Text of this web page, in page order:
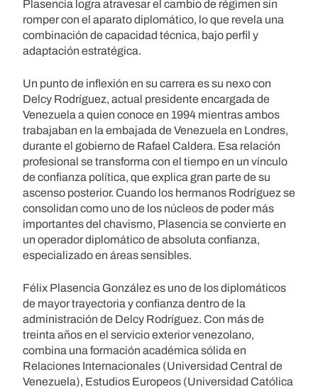
Plasencia logra atravesar el cambio de régimen sin
romper con el aparato diplomático, lo que revela una
combinación de capacidad técnica, bajo perfil y
adaptación estratégica.
Un punto de inflexión en su carrera es su nexo con
Delcy Rodríguez, actual presidente encargada de
Venezuela a quien conoce en 1994 mientras ambos
trabajaban en la embajada de Venezuela en Londres,
durante el gobierno de Rafael Caldera. Esa relación
profesional se transforma con el tiempo en un vínculo
de confianza política, que explica gran parte de su
ascenso posterior. Cuando los hermanos Rodríguez se
consolidan como uno de los núcleos de poder más
importantes del chavismo, Plasencia se convierte en
un operador diplomático de absoluta confianza,
especializado en áreas sensibles.
Félix Plasencia González es uno de los diplomáticos
de mayor trayectoria y confianza dentro de la
administración de Delcy Rodríguez. Con más de
treinta años en el servicio exterior venezolano,
combina una formación académica sólida en
Relaciones Internacionales (Universidad Central de
Venezuela), Estudios Europeos (Universidad Católica